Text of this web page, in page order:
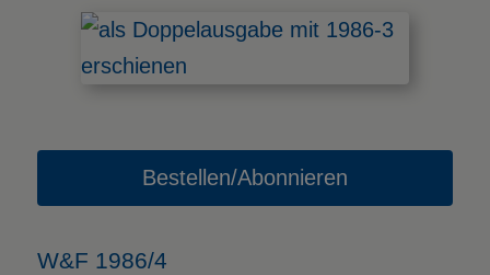
Bestellen/Abonnieren
W&F 1986/4